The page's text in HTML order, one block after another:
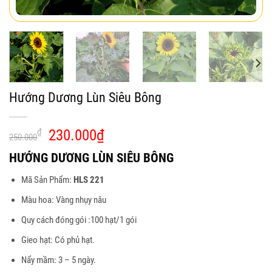
Hướng Dương Lùn Siêu Bông
250.000₫
Giá
gốc
là:
250.000₫.
230.000₫Giá
hiện
tại
HƯỚNG DƯƠNG LÙN SIÊU BÔNG
Mã Sản Phẩm: HLS 221
Màu hoa: Vàng nhụy nâu
Quy cách đóng gói :100 hạt/1 gói
Gieo hạt: Có phủ hạt.
Nẩy mầm: 3 – 5 ngày.